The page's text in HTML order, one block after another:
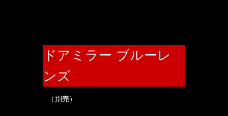
ドアミラー ブルーレ
ンズ
（別売）